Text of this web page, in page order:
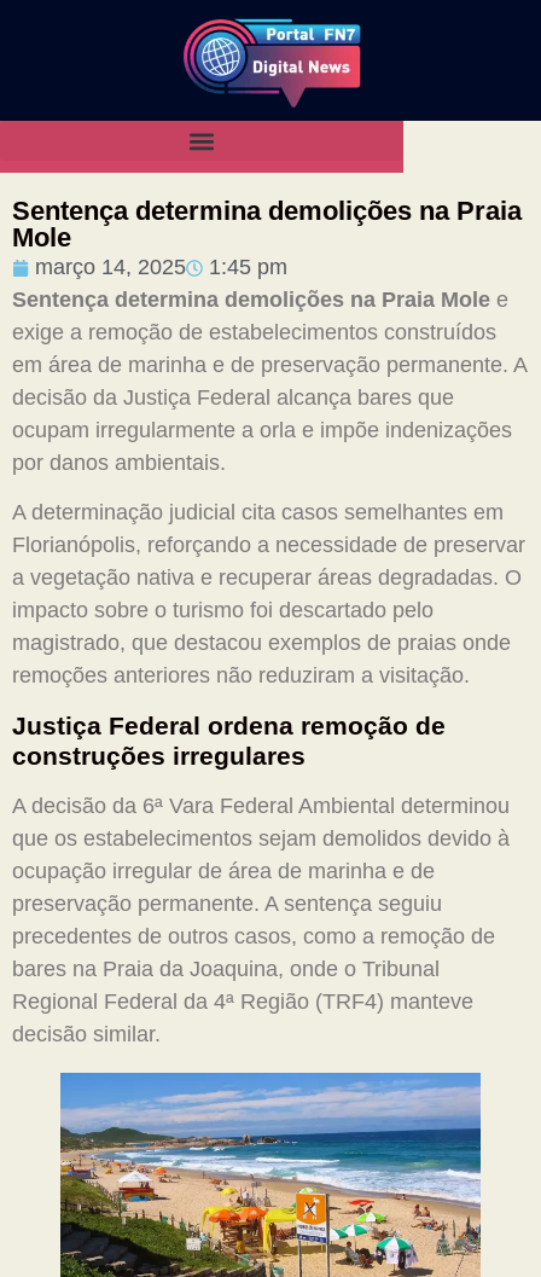
Sentença determina demolições na Praia
Mole
março 14, 2025
1:45 pm
Sentença determina demolições na Praia Mole e
exige a remoção de estabelecimentos construídos
em área de marinha e de preservação permanente. A
decisão da Justiça Federal alcança bares que
ocupam irregularmente a orla e impõe indenizações
por danos ambientais.
A determinação judicial cita casos semelhantes em
Florianópolis, reforçando a necessidade de preservar
a vegetação nativa e recuperar áreas degradadas. O
impacto sobre o turismo foi descartado pelo
magistrado, que destacou exemplos de praias onde
remoções anteriores não reduziram a visitação.
Justiça Federal ordena remoção de
construções irregulares
A decisão da 6ª Vara Federal Ambiental determinou
que os estabelecimentos sejam demolidos devido à
ocupação irregular de área de marinha e de
preservação permanente. A sentença seguiu
precedentes de outros casos, como a remoção de
bares na Praia da Joaquina, onde o Tribunal
Regional Federal da 4ª Região (TRF4) manteve
decisão similar.